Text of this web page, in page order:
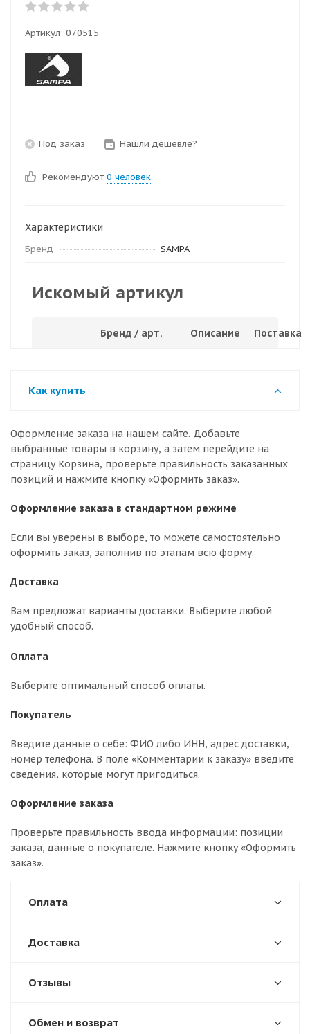
Артикул: 070515
Под заказ Нашли дешевле?
Рекомендуют 0 человек
Характеристики
Бренд SAMPA
Искомый артикул
Бренд / арт. Описание Поставка
Как купить
Оформление заказа на нашем сайте. Добавьте
выбранные товары в корзину, а затем перейдите на
страницу Корзина, проверьте правильность заказанных
позиций и нажмите кнопку «Оформить заказ».
Оформление заказа в стандартном режиме
Если вы уверены в выборе, то можете самостоятельно
оформить заказ, заполнив по этапам всю форму.
Доставка
Вам предложат варианты доставки. Выберите любой
удобный способ.
Оплата
Выберите оптимальный способ оплаты.
Покупатель
Введите данные о себе: ФИО либо ИНН, адрес доставки,
номер телефона. В поле «Комментарии к заказу» введите
сведения, которые могут пригодиться.
Оформление заказа
Проверьте правильность ввода информации: позиции
заказа, данные о покупателе. Нажмите кнопку «Оформить
заказ».
Оплата
Доставка
Отзывы
Обмен и возврат